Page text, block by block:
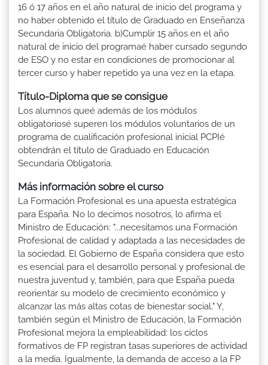
16 ó 17 años en el año natural de inicio del programa y
no haber obtenido el título de Graduado en Enseñanza
Secundaria Obligatoria. b)Cumplir 15 años en el año
natural de inicio del programaé haber cursado segundo
de ESO y no estar en condiciones de promocionar al
tercer curso y haber repetido ya una vez en la etapa.
Título-Diploma que se consigue
Los alumnos queé además de los módulos
obligatoriosé superen los módulos voluntarios de un
programa de cualificación profesional inicial PCPIé
obtendrán el título de Graduado en Educación
Secundaria Obligatoria.
Más información sobre el curso
La Formación Profesional es una apuesta estratégica
para España. No lo decimos nosotros, lo afirma el
Ministro de Educación: "...necesitamos una Formación
Profesional de calidad y adaptada a las necesidades de
la sociedad. El Gobierno de España considera que esto
es esencial para el desarrollo personal y profesional de
nuestra juventud y, también, para que España pueda
reorientar su modelo de crecimiento económico y
alcanzar las más altas cotas de bienestar social." Y,
también según el Ministro de Educación, la Formación
Profesional mejora la empleabilidad: los ciclos
formativos de FP registran tasas superiores de actividad
a la media. Igualmente, la demanda de acceso a la FP